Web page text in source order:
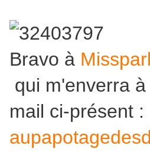
Bravo à
qui m'enverra
mail ci-présent :